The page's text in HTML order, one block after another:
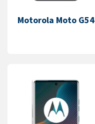
Motorola Moto G54